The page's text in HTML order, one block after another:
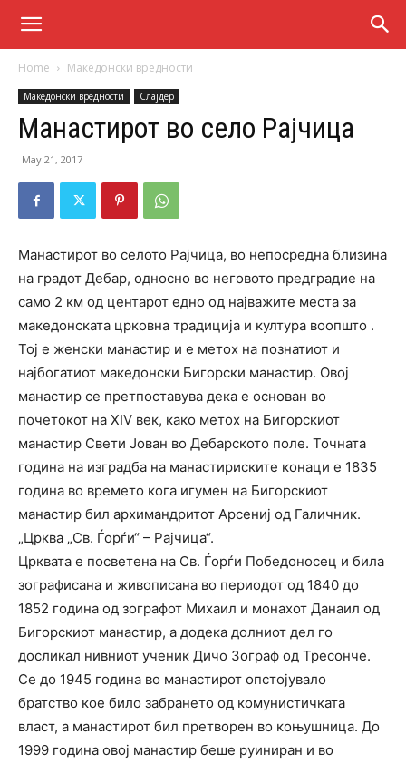
Home Македонски вредности
Македонски вредности Слајдер
Манастирот во село Рајчица
May 21, 2017
Mанастирот во селото Рајчица, во непосредна близина
на градот Дебар, односно во неговото предградие на
само 2 км од центарот едно од најважите места за
македонската црковна традиција и култура воопшто .
Тој е женски манастир и е метох на познатиот и
најбогатиот македонски Бигорски манастир. Овој
манастир се претпоставува дека е основан во
почетокот на XIV век, како метох на Бигорскиот
манастир Свети Јован во Дебарското поле. Точната
година на изградба на манастириските конаци е 1835
година во времето кога игумен на Бигорскиот
манастир бил архимандритот Арсениј од Галичник.
„Црква „Св. Ѓорѓи“ – Рајчица“.
Црквата е посветена на Св. Ѓорѓи Победоносец и била
зографисана и живописана во периодот од 1840 до
1852 година од зографот Михаил и монахот Данаил од
Бигорскиот манастир, а додека долниот дел го
досликал нивниот ученик Дичо Зограф од Тресонче.
Се до 1945 година во манастирот опстојувало
братство кое било забрането од комунистичката
власт, а манастирот бил претворен во коњушница. До
1999 година овој манастир беше руиниран и во